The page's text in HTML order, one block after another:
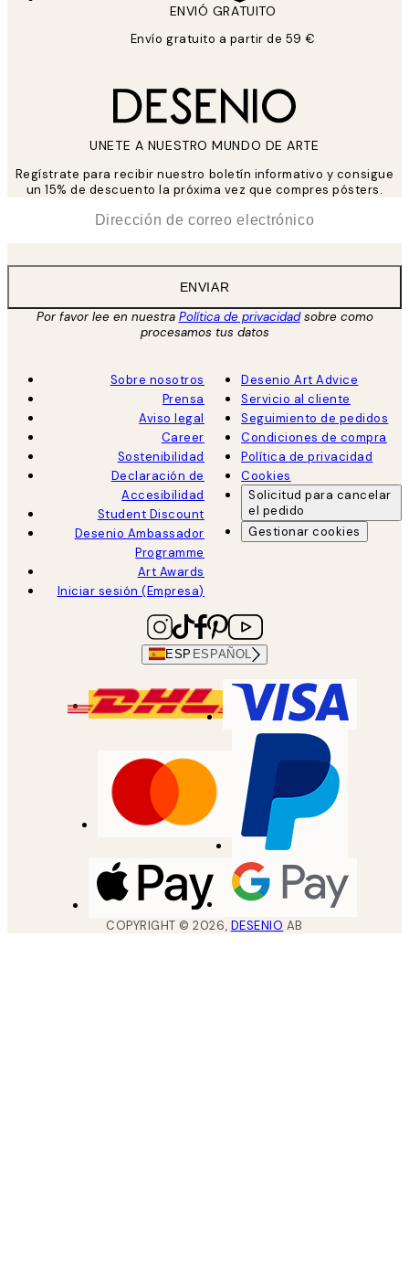
ENVIÓ GRATUITO
Envío gratuito a partir de 59 €
UNETE A NUESTRO MUNDO DE ARTE
Regístrate para recibir nuestro boletín informativo y consigue
un 15% de descuento la próxima vez que compres pósters.
ENVIAR
Por favor lee en nuestra Política de privacidadsobre como
procesamos tus datos
Sobre nosotros
Prensa
Aviso legal
Career
Sostenibilidad
Declaración de
Accesibilidad
Student Discount
Desenio Ambassador
Programme
Art Awards
Iniciar sesión (Empresa)
Desenio Art Advice
Servicio al cliente
Seguimiento de pedidos
Condiciones de compra
Política de privacidad
Cookies
Solicitud para cancelar
el pedido
Gestionar cookies
ESP ESPAÑOL
COPYRIGHT ©2026, DESENIO AB